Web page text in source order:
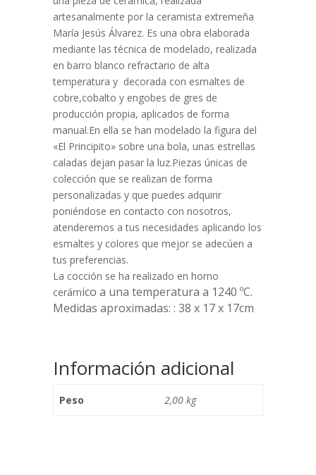
artesanalmente por la ceramista extremeña
María Jesús Álvarez. Es una obra elaborada
mediante las técnica de modelado, realizada
en barro blanco refractario de alta
temperatura y decorada con esmaltes de
cobre,cobalto y engobes de gres de
producción propia, aplicados de forma
manual.En ella se han modelado la figura del
«El Principito» sobre una bola, unas estrellas
caladas dejan pasar la luz.Piezas únicas de
colección que se realizan de forma
personalizadas y que puedes adquirir
poniéndose en contacto con nosotros,
atenderemos a tus necesidades aplicando los
esmaltes y colores que mejor se adecúen a
tus preferencias.
La cocción se ha realizado en horno
cerámico a una temperatura a 1240 ºC.
Medidas aproximadas: : 38 x 17 x 17cm
Información adicional
Peso 2,00 kg